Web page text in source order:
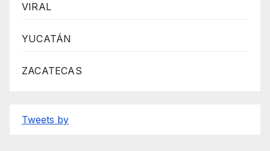
VIRAL
YUCATÁN
ZACATECAS
Tweets by